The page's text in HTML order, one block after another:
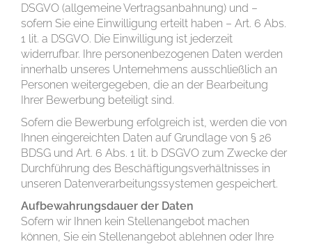
DSGVO (allgemeine Vertragsanbahnung) und –
sofern Sie eine Einwilligung erteilt haben – Art. 6 Abs.
1 lit. a DSGVO. Die Einwilligung ist jederzeit
widerrufbar. Ihre personenbezogenen Daten werden
innerhalb unseres Unternehmens ausschließlich an
Personen weitergegeben, die an der Bearbeitung
Ihrer Bewerbung beteiligt sind.
Sofern die Bewerbung erfolgreich ist, werden die von
Ihnen eingereichten Daten auf Grundlage von § 26
BDSG und Art. 6 Abs. 1 lit. b DSGVO zum Zwecke der
Durchführung des Beschäftigungsverhältnisses in
unseren Datenverarbeitungssystemen gespeichert.
Aufbewahrungsdauer der Daten
Sofern wir Ihnen kein Stellenangebot machen
können, Sie ein Stellenangebot ablehnen oder Ihre